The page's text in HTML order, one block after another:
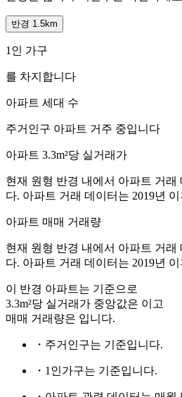
반경 1.5km
1인 가구
를 차지합니다
아파트 세대 수
주거인구 아파트 거주 중입니다
아파트 3.3m²당 실거래가
현재 원형 반경 내에서 아파트 거래
다. 아파트 거래 데이터는 2019년
아파트 매매 거래량
현재 원형 반경 내에서 아파트 거래
다. 아파트 거래 데이터는 2019년
이 반경 아파트는 기준으로
3.3m²당 실거래가 중앙값은 이고
매매 거래량은 입니다.
・주거인구는 기준입니다.
・1인가구는 기준입니다.